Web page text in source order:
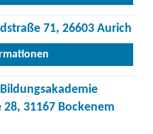
71, 26603 Aurich
31167 Bockenem